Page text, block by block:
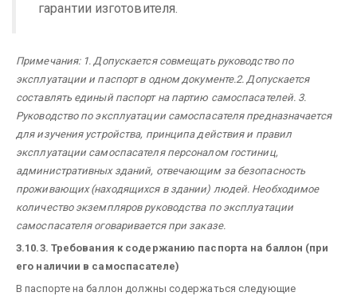
гарантии изготовителя.
Примечания: 1. Допускается совмещать руководство по
эксплуатации и паспорт в одном документе. 2. Допускается
составлять единый паспорт на партию самоспасателей. 3.
Руководство по эксплуатации самоспасателя предназначается
для изучения устройства, принципа действия и правил
эксплуатации самоспасателя персоналом гостиниц,
административных зданий, отвечающим за безопасность
проживающих (находящихся в здании) людей. Необходимое
количество экземпляров руководства по эксплуатации
самоспасателя оговаривается при заказе.
3.10.3. Требования к содержанию паспорта на баллон (при
его наличии в самоспасателе)
В паспорте на баллон должны содержаться следующие